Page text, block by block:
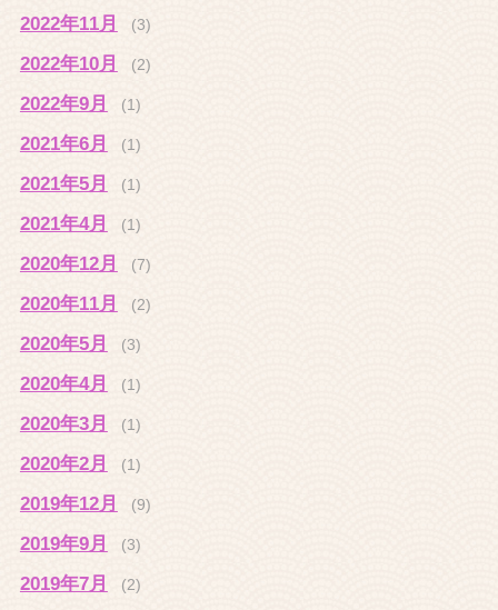
2022年11月 (3)
2022年10月 (2)
2022年9月 (1)
2021年6月 (1)
2021年5月 (1)
2021年4月 (1)
2020年12月 (7)
2020年11月 (2)
2020年5月 (3)
2020年4月 (1)
2020年3月 (1)
2020年2月 (1)
2019年12月 (9)
2019年9月 (3)
2019年7月 (2)